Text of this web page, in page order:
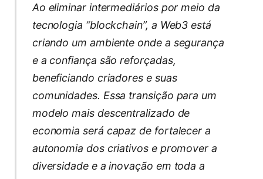
Ao eliminar intermediários por meio da
tecnologia “blockchain”, a Web3 está
criando um ambiente onde a segurança
e a confiança são reforçadas,
beneficiando criadores e suas
comunidades. Essa transição para um
modelo mais descentralizado de
economia será capaz de fortalecer a
autonomia dos criativos e promover a
diversidade e a inovação em toda a